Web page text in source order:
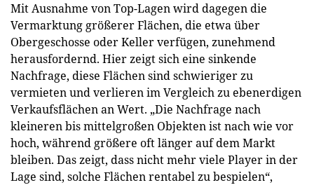
Mit Ausnahme von Top-Lagen wird dagegen die
Vermarktung größerer Flächen, die etwa über
Obergeschosse oder Keller verfügen, zunehmend
herausfordernd. Hier zeigt sich eine sinkende
Nachfrage, diese Flächen sind schwieriger zu
vermieten und verlieren im Vergleich zu ebenerdigen
Verkaufsflächen an Wert. „Die Nachfrage nach
kleineren bis mittelgroßen Objekten ist nach wie vor
hoch, während größere oft länger auf dem Markt
bleiben. Das zeigt, dass nicht mehr viele Player in der
Lage sind, solche Flächen rentabel zu bespielen“,